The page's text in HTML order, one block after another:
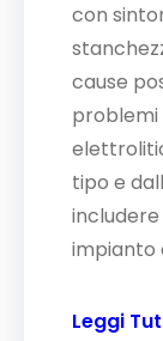
con
cause
problemi
tipo e
impianto
Leggi